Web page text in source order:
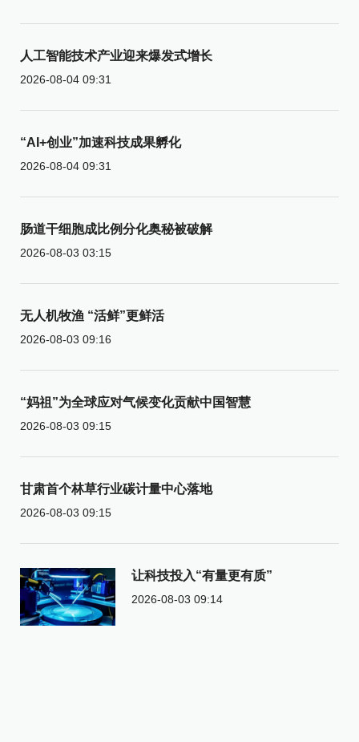
人工智能技术产业迎来爆发式增长
2026-08-04 09:31
“AI+创业”加速科技成果孵化
2026-08-04 09:31
肠道干细胞成比例分化奥秘被破解
2026-08-03 03:15
无人机牧渔 “活鲜”更鲜活
2026-08-03 09:16
“妈祖”为全球应对气候变化贡献中国智慧
2026-08-03 09:15
甘肃首个林草行业碳计量中心落地
2026-08-03 09:15
让科技投入“有量更有质”
2026-08-03 09:14